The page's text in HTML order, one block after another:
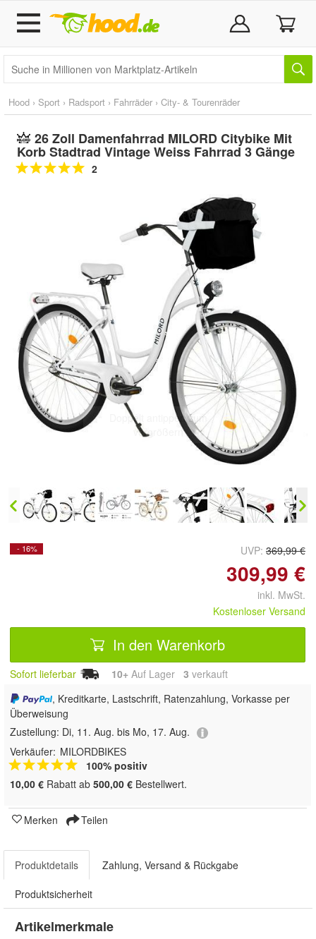
Hood › Sport › Radsport › Fahrräder › City- & Tourenräder
26 Zoll Damenfahrrad MILORD Citybike Mit
Korb Stadtrad Vintage Weiss Fahrrad 3 Gänge
2
Doppelt antippen zum
vergrößern
- 16% UVP: 369,99 €
309,99 €
inkl. MwSt.
Kostenloser Versand
In den Warenkorb
Sofort lieferbar 10+ Auf Lager 3 verkauft
, Kreditkarte, Lastschrift, Ratenzahlung, Vorkasse per
Überweisung
Zustellung: Di, 11. Aug. bis Mo, 17. Aug.
Verkäufer: MILORDBIKES
100% positiv
10,00 € Rabatt ab 500,00 € Bestellwert.
Merken Teilen
Produktdetails Zahlung, Versand & Rückgabe
Produktsicherheit
Artikelmerkmale